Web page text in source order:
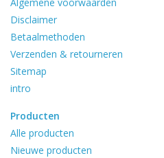
Disclaimer
Betaalmethoden
Verzenden & retourneren
Sitemap
intro
Producten
Alle producten
Nieuwe producten